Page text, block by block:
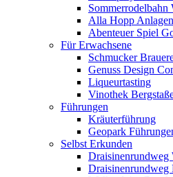
Alla Hopp Anlagen
Abenteuer Spiel
Für Erwachsene
Schmucker
Genuss Design
Liqueurtasting
Vinothek
Führungen
Kräuterführung
Geopark
Selbst Erkunden
Draisinenrundweg
Draisinenrundweg